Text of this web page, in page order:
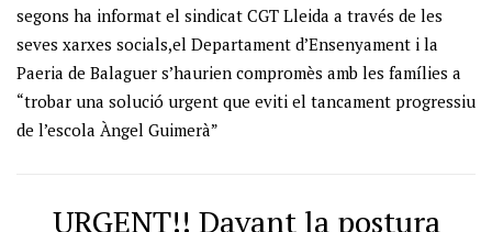
segons ha informat el sindicat CGT Lleida a través de les
seves xarxes socials,el Departament d’Ensenyament i la
Paeria de Balaguer s’haurien compromès amb les famílies a
“trobar una solució urgent que eviti el tancament progressiu
de l’escola Àngel Guimerà”
URGENT!! Davant la postura